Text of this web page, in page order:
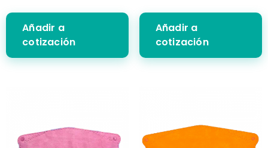
Añadir a
cotización
Añadir a
cotización